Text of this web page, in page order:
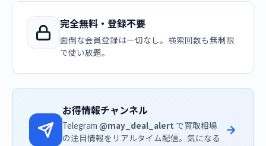
完全無料・登録不要
面倒な会員登録は一切なし。検索回数も無制限
で使い放題。
お得情報チャンネル
Telegram @may_deal_alert で買取相場
の注目情報をリアルタイム配信。気になる